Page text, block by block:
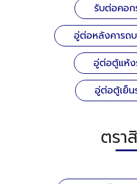
รับต่อคอก
อู่ต่อหลังคารถ
อู่ต่อตู้แห้ง
อู่ต่อตู้เย็น
ตรา